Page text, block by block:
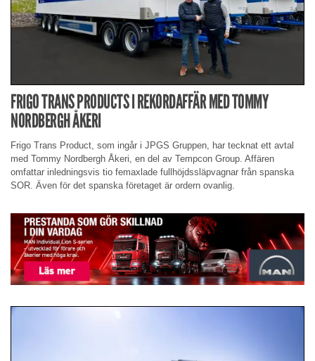
FRIGO TRANS PRODUCTS I REKORDAFFÄR MED TOMMY
NORDBERGH ÅKERI
Frigo Trans Product, som ingår i JPGS Gruppen, har tecknat ett avtal
med Tommy Nordbergh Åkeri, en del av Tempcon Group. Affären
omfattar inledningsvis tio femaxlade fullhöjdssläpvagnar från spanska
SOR. Även för det spanska företaget är ordern ovanlig.